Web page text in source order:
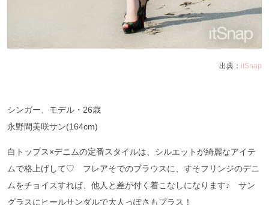
出典： itSnap
シンガー、モデル・ 26歳
永野間美咲サン(164cm)
白トップス×デニムの定番スタイルは、シルエットが綺麗なアイテ
ムで格上げして♡ フレアそでのブラウスに、すそフリンジのデニ
ムをチョイスすれば、他人と差が付く着こなしになります♪ サン
グラスにヒールサンダルで大人っぽさもプラス！